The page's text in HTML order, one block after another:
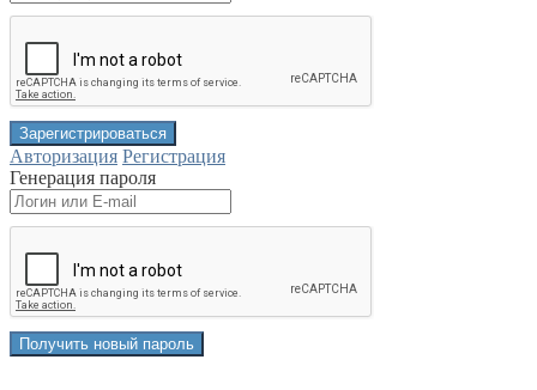
Авторизация Регистрация
Генерация пароля